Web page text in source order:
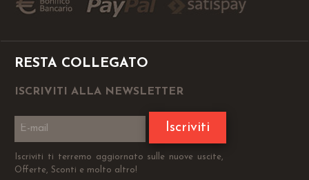
RESTA COLLEGATO
ISCRIVITI ALLA NEWSLETTER
Iscriviti
Iscriviti ti terremo aggiornato sulle nuove uscite,
Offerte, Sconti e molto altro!